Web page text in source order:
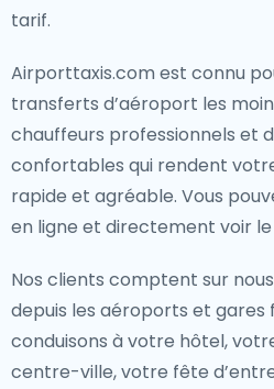
tarif.
Airporttaxis.com est connu
transferts d’aéroport les
chauffeurs professionnels et
confortables qui rendent
rapide et agréable. Vous
en ligne et directement voir
Nos clients comptent sur
depuis les aéroports et gares
conduisons à votre hôtel,
centre-ville, votre fête